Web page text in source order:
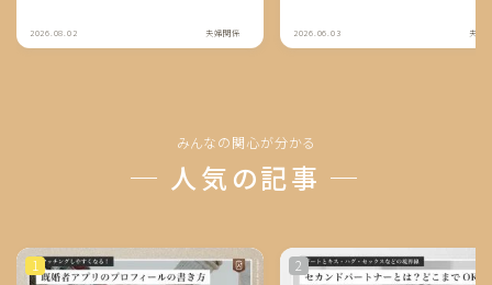
2026.08.02 夫婦関係 2026.06.03 夫婦
みんなの関心が分かる
─ 人気の記事 ─